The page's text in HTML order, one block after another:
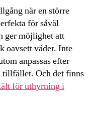
när en större
för såväl
ger möjlighet att
oavsett väder. Inte
anpassas efter
tillfället. Och det finns
för uthyrning i